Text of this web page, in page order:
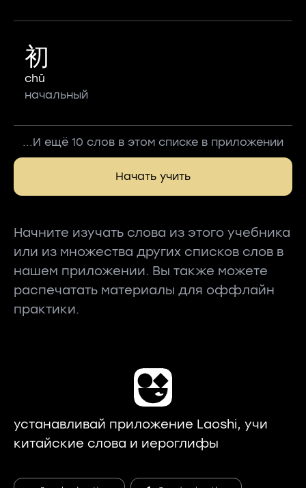
初
chū
начальный
...И ещё 10 слов в этом списке в приложении
Начать учить
Начните изучать слова из этого учебника
или из множества других списков слов в
нашем приложении. Вы также можете
распечатать материалы для оффлайн
практики.
устанавливай приложение Laoshi, учи
китайские слова и иероглифы